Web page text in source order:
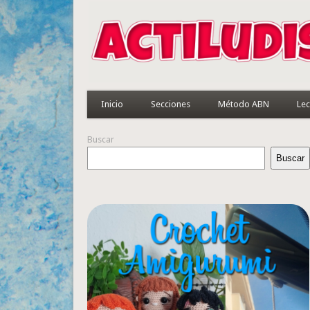
Inicio Secciones Método ABN
Buscar
Buscar